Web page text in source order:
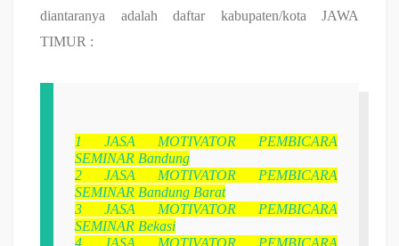
diantaranya adalah daftar kabupaten/kota JAWA
TIMUR :
1
JASA MOTIVATOR PEMBICARA
SEMINAR Bandung
2
JASA MOTIVATOR PEMBICARA
SEMINAR Bandung Barat
3
JASA MOTIVATOR PEMBICARA
SEMINAR Bekasi
4
JASA MOTIVATOR PEMBICARA